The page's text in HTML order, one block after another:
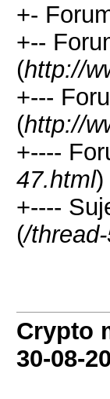
+-
+--
(http://
+---
(http://
+----
47.html)
+----
(/
Crypto
30-08-